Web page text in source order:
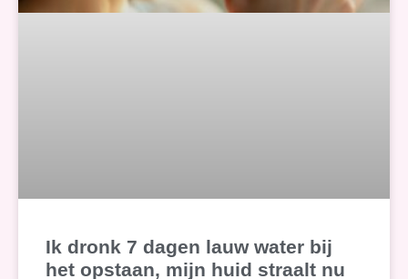
Ik dronk 7 dagen lauw water bij
het opstaan, mijn huid straalt nu